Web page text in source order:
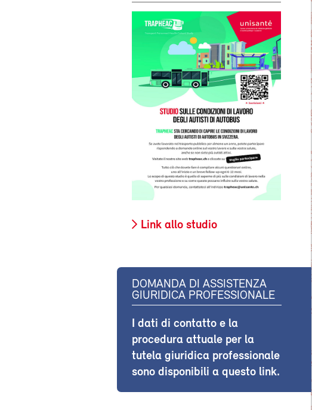
Link allo studio
DOMANDA DI ASSISTENZA
GIURIDICA PROFESSIONALE
I dati di contatto e la
procedura attuale per la
tutela giuridica professionale
sono disponibili a questo link.